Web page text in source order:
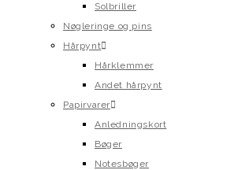
Solbriller
Nøgleringe og pins
Hårpynt
Hårklemmer
Andet hårpynt
Papirvarer
Anledningskort
Bøger
Notesbøger